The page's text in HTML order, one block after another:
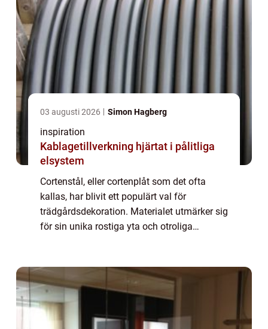
03 augusti 2026 Simon Hagberg
inspiration
Kablagetillverkning hjärtat i pålitliga
elsystem
Cortenstål, eller cortenplåt som det ofta
kallas, har blivit ett populärt val för
trädgårdsdekoration. Materialet utmärker sig
för sin unika rostiga yta och otroliga